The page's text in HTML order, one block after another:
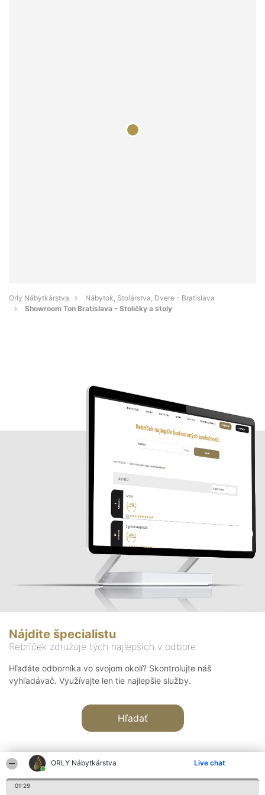
ORLY Nábytkárstva Live chat
01:29
Orly Nábytkárstva
Nábytok, Stolárstva, Dvere - Bratislava
Showroom Ton Bratislava - Stoličky a stoly
Nájdite špecialistu
Rebríček združuje tých najlepších v odbore
Hľadáte odborníka vo svojom okolí? Skontrolujte náš
vyhľadávač. Využívajte len tie najlepšie služby.
Hľadať